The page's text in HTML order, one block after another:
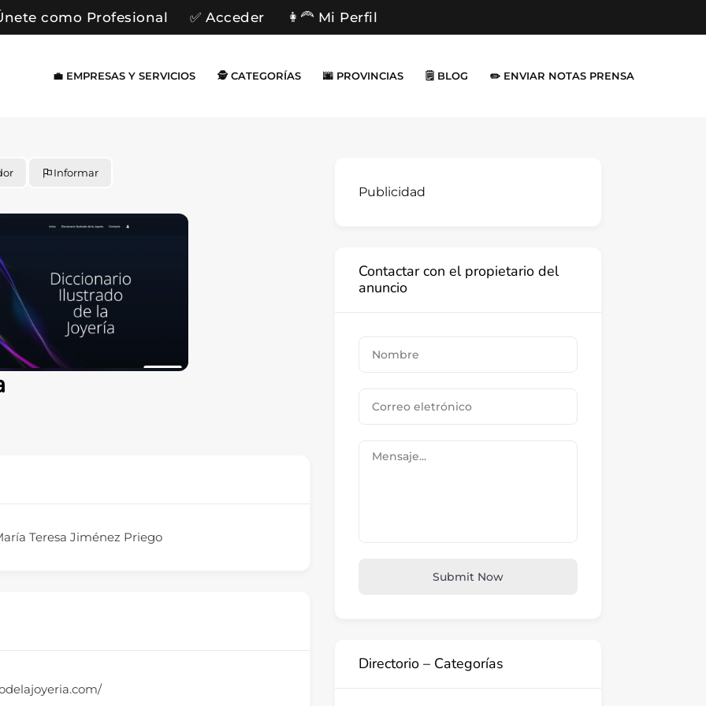
como Profesional ✅ Acceder 👩‍🦰 Mi Perfil
💼 EMPRESAS Y SERVICIOS 🕵️ CATEGORÍAS 🌆 PROVINCIAS 🗒️ BLOG ✏️ ENVIAR NOTAS PRENSA
Informar
Teresa Jiménez Priego
Publicidad
Contactar con el propietario del
anuncio
Submit Now
Directorio – Categorías